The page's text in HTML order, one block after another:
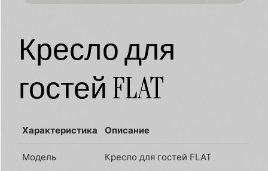
Кресло для
гостей FLAT
Характеристика Описание
Модель Кресло для гостей FLAT